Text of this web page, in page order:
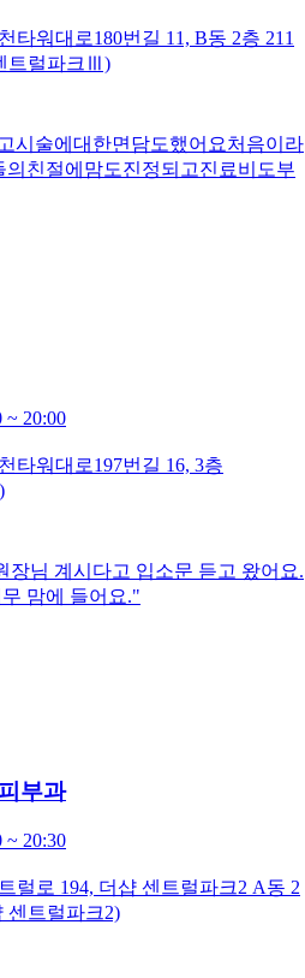
타워대로180번길 11, B동 2층 211
트럴파크Ⅲ)
시술에대한면담도했어요처음이라
친절에맘도진정되고진료비도부
~ 20:00
타워대로197번길 16, 3층
장님 계시다고 입소문 듣고 왔어요.
맘에 들어요."
피부과
~ 20:30
럴로 194, 더샵 센트럴파크2 A동 2
센트럴파크2)